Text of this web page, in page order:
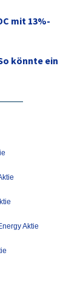
mit 13%-
könnte ein
Aktie